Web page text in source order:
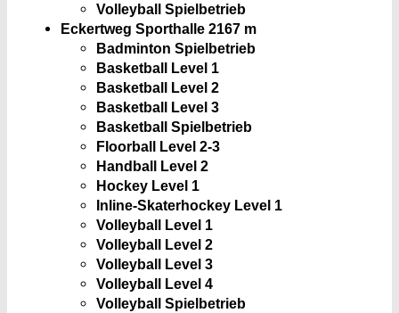
Volleyball Spielbetrieb
Eckertweg Sporthalle 2167 m
Badminton Spielbetrieb
Basketball Level 1
Basketball Level 2
Basketball Level 3
Basketball Spielbetrieb
Floorball Level 2-3
Handball Level 2
Hockey Level 1
Inline-Skaterhockey Level 1
Volleyball Level 1
Volleyball Level 2
Volleyball Level 3
Volleyball Level 4
Volleyball Spielbetrieb